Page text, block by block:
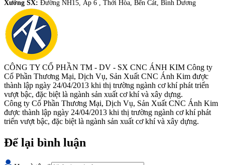
Xưởng SX: Đường NH15, Ấp 6 , Thới Hòa, Bến Cát, Bình Dương
CÔNG TY CỔ PHẦN TM - DV - SX CNC ÁNH KIM Công ty
Cổ Phần Thương Mại, Dịch Vụ, Sản Xuất CNC Ánh Kim được
thành lập ngày 24/04/2013 khi thị trường ngành cơ khí phát triển
vượt bậc, đặc biệt là ngành sản xuất cơ khí và xây dựng.
Công ty Cổ Phần Thương Mại, Dịch Vụ, Sản Xuất CNC Ánh Kim
được thành lập ngày 24/04/2013 khi thị trường ngành cơ khí phát
triển vượt bậc, đặc biệt là ngành sản xuất cơ khí và xây dựng.
Để lại bình luận